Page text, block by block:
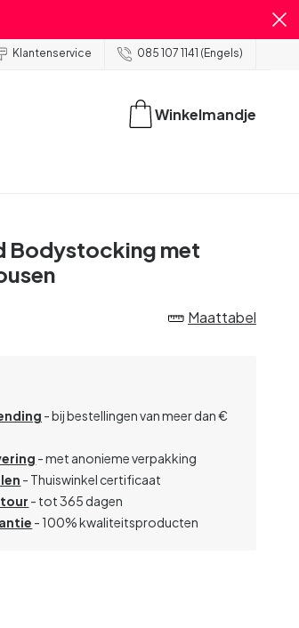
Klantenservice 085 107 1141 (Engels)
Winkelmandje
Bodystocking met
Maattabel
- bij bestellingen van meer dan €
- met anonieme verpakking
- Thuiswinkel certificaat
- tot 365 dagen
- 100% kwaliteitsproducten